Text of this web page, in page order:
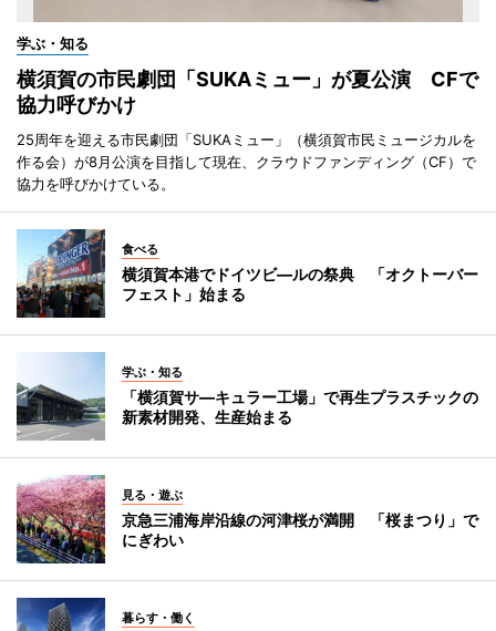
学ぶ・知る
横須賀の市民劇団「SUKAミュー」が夏公演 CFで
協力呼びかけ
25周年を迎える市民劇団「SUKAミュー」（横須賀市民ミュージカルを
作る会）が8月公演を目指して現在、クラウドファンディング（CF）で
協力を呼びかけている。
食べる
横須賀本港でドイツビ―ルの祭典 「オクトーバー
フェスト」始まる
学ぶ・知る
「横須賀サ―キュラー工場」で再生プラスチックの
新素材開発、生産始まる
見る・遊ぶ
京急三浦海岸沿線の河津桜が満開 「桜まつり」で
にぎわい
暮らす・働く